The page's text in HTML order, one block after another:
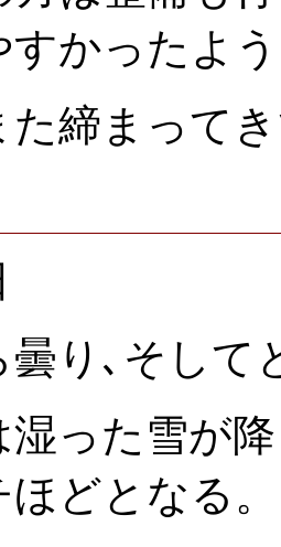
すかったよ
た締まって
り､そして
湿った雪が
どとなる。